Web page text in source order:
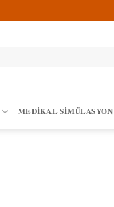
MEDIKAL SIMÜLASYON